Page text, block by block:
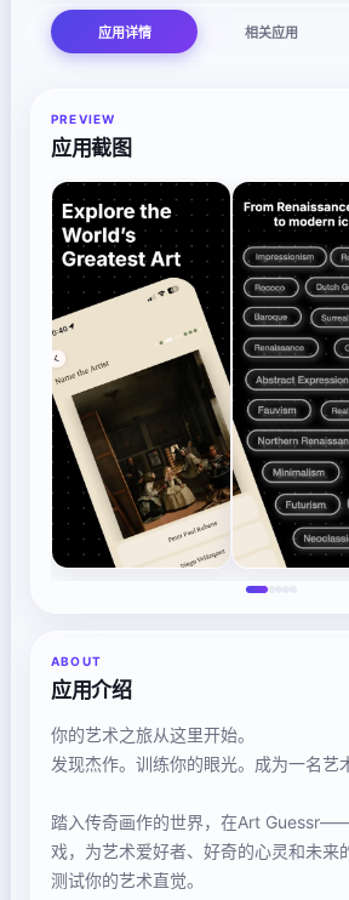
应用详情 相关应用
PREVIEW
应用截图
ABOUT
应用介绍
你的艺术之旅从这里开始。
发现杰作。训练你的眼光。成为一名艺
踏入传奇画作的世界，在Art
戏，为艺术爱好者、好奇的心灵和未
测试你的艺术直觉。